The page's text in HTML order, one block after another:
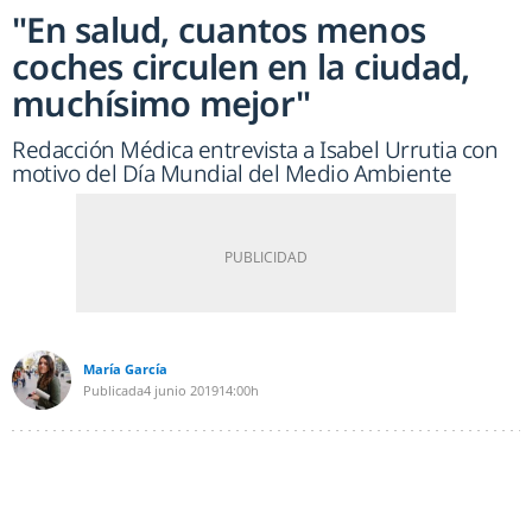
"En salud, cuantos menos
coches circulen en la ciudad,
muchísimo mejor"
Redacción Médica entrevista a Isabel Urrutia con
motivo del Día Mundial del Medio Ambiente
María García
Publicada4 junio 201914:00h